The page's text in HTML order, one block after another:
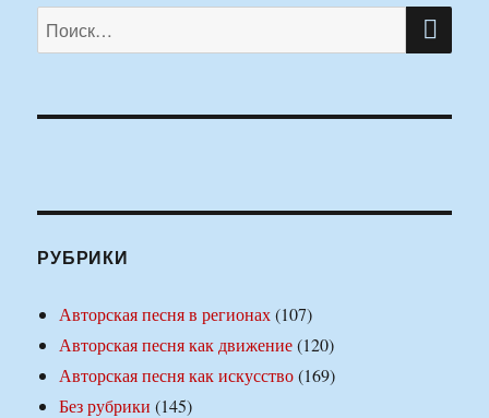
Искать:
РУБРИКИ
Авторская песня в регионах(107)
Авторская песня как движение(120)
Авторская песня как искусство(169)
Без рубрики (145)